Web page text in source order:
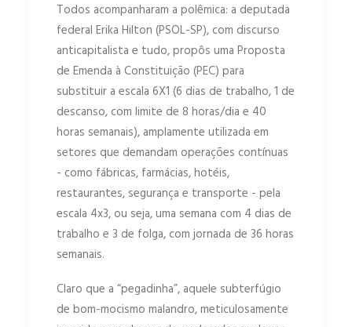
Todos acompanharam a polêmica: a deputada
federal Erika Hilton (PSOL-SP), com discurso
anticapitalista e tudo, propôs uma Proposta
de Emenda à Constituição (PEC) para
substituir a escala 6X1 (6 dias de trabalho, 1 de
descanso, com limite de 8 horas/dia e 40
horas semanais), amplamente utilizada em
setores que demandam operações contínuas
- como fábricas, farmácias, hotéis,
restaurantes, segurança e transporte - pela
escala 4x3, ou seja, uma semana com 4 dias de
trabalho e 3 de folga, com jornada de 36 horas
semanais.
Claro que a “pegadinha”, aquele subterfúgio
de bom-mocismo malandro, meticulosamente